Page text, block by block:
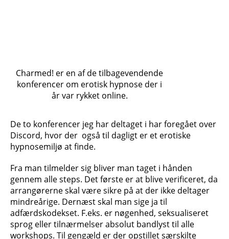
Charmed! er en af de tilbagevendende
konferencer om erotisk hypnose der i
år var rykket online.
De to konferencer jeg har deltaget i har foregået over
Discord, hvor der også til dagligt er et erotiske
hypnosemiljø at finde.
Fra man tilmelder sig bliver man taget i hånden
gennem alle steps. Det første er at blive verificeret, da
arrangørerne skal være sikre på at der ikke deltager
mindreårige. Dernæst skal man sige ja til
adfærdskodekset. F.eks. er nøgenhed, seksualiseret
sprog eller tilnærmelser absolut bandlyst til alle
workshops. Til gengæld er der opstillet særskilte